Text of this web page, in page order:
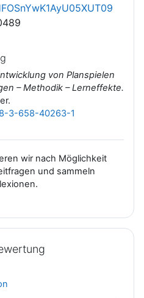
von Planspielen
– Methodik – Lerneffekte.
3-658-40263-1
wir nach Möglichkeit
und sammeln